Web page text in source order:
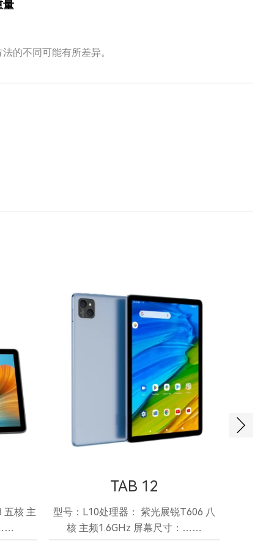
量
的不同可能有所差异。
五核 主
TAB 12
型号：L10处理器： 紫光展锐T606 八
核 主频1.6GHz 屏幕尺寸：……